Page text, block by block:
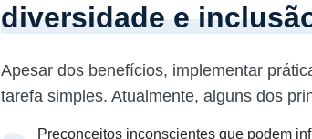
diversidade e
Apesar dos benefícios, implementar
tarefa simples. Atualmente, alguns dos
Preconceitos inconscientes que podem